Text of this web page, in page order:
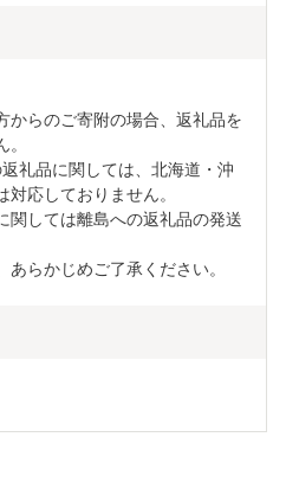
らのご寄附の場合、返礼品を
礼品に関しては、北海道・沖
応しておりません。
関しては離島への返礼品の発送
らかじめご了承ください。